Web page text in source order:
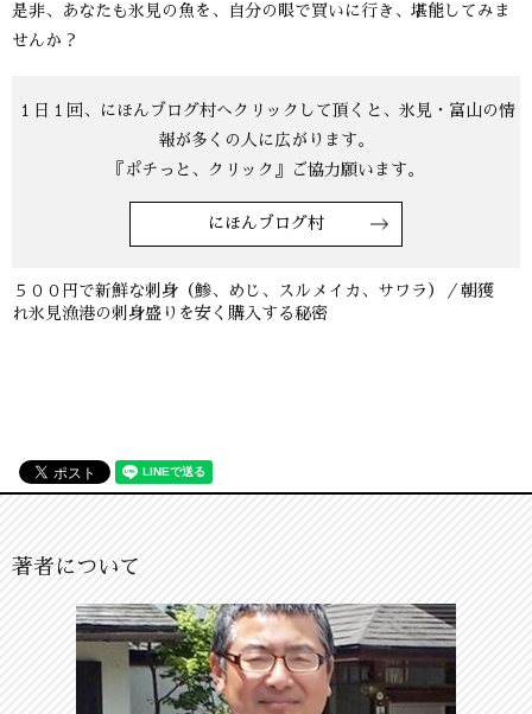
是非、あなたも氷見の魚を、自分の眼で買いに行き、堪能してみま
せんか？
１日１回、にほんブログ村へクリックして頂くと、氷見・富山の情
報が多くの人に広がります。
『ポチっと、クリック』ご協力願います。
にほんブログ村
５００円で新鮮な刺身（鯵、めじ、スルメイカ、サワラ）／朝獲
れ氷見漁港の刺身盛りを安く購入する秘密
著者について